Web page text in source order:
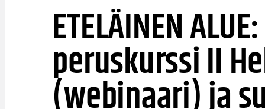
ETELÄINEN
peruskurssi II
(webinaari) ja